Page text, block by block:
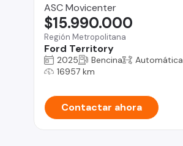
ASC Movicenter
Región Metropolitana
Ford Territory
$15.990.000
2025 Bencina
Automática
16957 km
Contactar ahora